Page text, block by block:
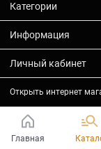
Категории
Информация
Личный кабинет
Открыть интернет
Главная